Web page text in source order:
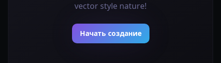
vector style nature!
Начать создание